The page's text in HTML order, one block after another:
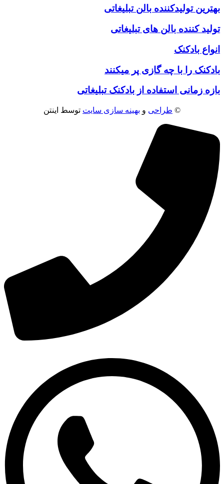
بهترین تولیدکننده بالن تبلیغاتی
تولید کننده بالن های تبلیغاتی
انواع بادکنک
بادکنک را با چه گازی پر میکنند
بازه زمانی استفاده از بادکنک تبلیغاتی
© طراحی و بهینه سازی سایت توسط اینتن